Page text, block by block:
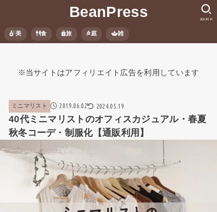
BeanPress
美 食 旅 庭 雑
SEARCH
※当サイトはアフィリエイト広告を利用しています
ミニマリスト 2019.06.02 2024.05.19
40代ミニマリストのオフィスカジュアル・春夏
秋冬コーデ・制服化【通販利用】